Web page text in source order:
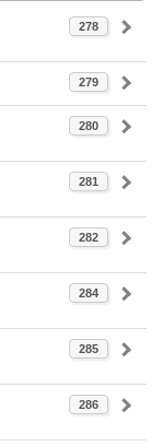
278
279
280
281
282
284
285
286